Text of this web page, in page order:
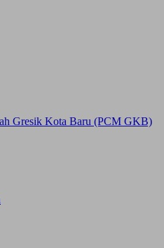
Gresik Kota Baru (PCM GKB)